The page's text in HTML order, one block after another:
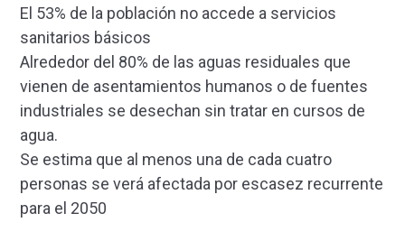
El 53% de la población no accede a servicios
sanitarios básicos
Alrededor del 80% de las aguas residuales que
vienen de asentamientos humanos o de fuentes
industriales se desechan sin tratar en cursos de
agua.
Se estima que al menos una de cada cuatro
personas se verá afectada por escasez recurrente
para el 2050